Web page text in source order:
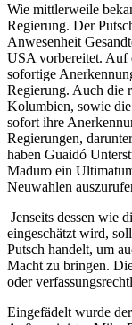
Wie mittlerweile
Regierung. Der
Anwesenheit
USA vorbereitet. Auf
sofortige
Regierung. Auch die
Kolumbien, sowie
sofort ihre
Regierungen,
haben Guaidó
Maduro ein
Neuwahlen
Jenseits dessen wie
eingeschätzt wird,
Putsch handelt, um
Macht zu bringen.
oder
Eingefädelt wurde